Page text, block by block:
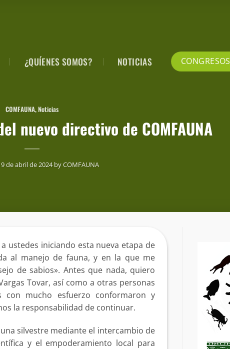
¿QUÍENES SOMOS? NOTICIAS CONGRESOS
COMFAUNA,Noticias
nuevo directivo de COMFAUNA
de abril de 2024 byCOMFAUNA
ustedes iniciando esta nueva etapa de
al manejo de fauna, y en la que me
de sabios». Antes que nada, quiero
Tovar, así como a otras personas
con mucho esfuerzo conformaron y
la responsabilidad de continuar.
silvestre mediante el intercambio de
y el empoderamiento local para